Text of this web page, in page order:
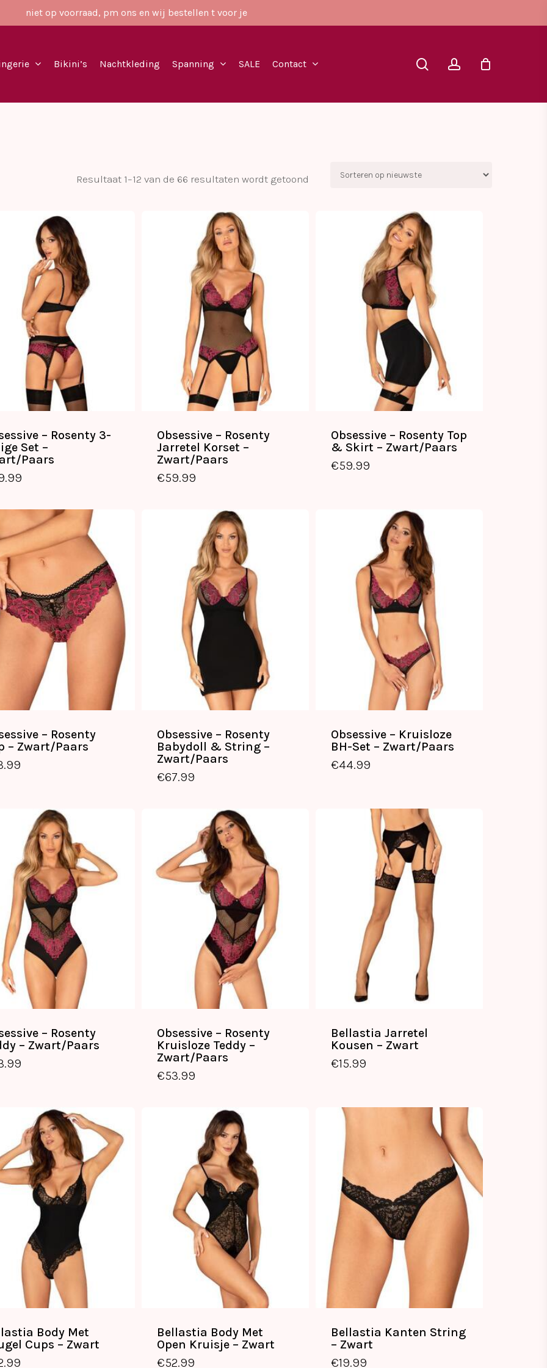
niet op voorraad, pm ons en wij bestellen t voor je
Bikini’s Nachtkleding Spanning SALE Contact searchaccount
Resultaat 1–12 van de 66 resultaten wordt getoond Gesorteerd
– Rosenty 3-
Set –
Paars
Obsessive – Rosenty
Jarretel Korset –
Zwart/Paars
€59.99
Obsessive – Rosenty Top
& Skirt – Zwart/Paars
€59.99
– Rosenty
– Zwart/Paars
Obsessive – Rosenty
Babydoll & String –
Zwart/Paars
€67.99
Obsessive – Kruisloze
BH-Set – Zwart/Paars
€44.99
– Rosenty
– Zwart/Paars
Obsessive – Rosenty
Kruisloze Teddy –
Zwart/Paars
€53.99
Bellastia Jarretel
Kousen – Zwart
€15.99
Body Met
Cups – Zwart
Bellastia Body Met
Open Kruisje – Zwart
€52.99
Bellastia Kanten String
– Zwart
€19.99